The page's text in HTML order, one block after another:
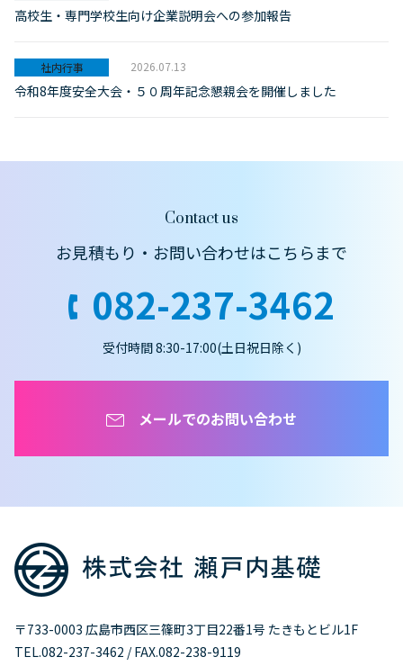
高校生・専門学校生向け企業説明会への参加報告
社内行事 2026.07.13
令和8年度安全大会・５０周年記念懇親会を開催しました
Contact us
お見積もり・お問い合わせはこちらまで
082-237-3462
受付時間 8:30-17:00(土日祝日除く)
メールでのお問い合わせ
〒733-0003 広島市西区三篠町3丁目22番1号 たきもとビル1F
TEL.082-237-3462 / FAX.082-238-9119